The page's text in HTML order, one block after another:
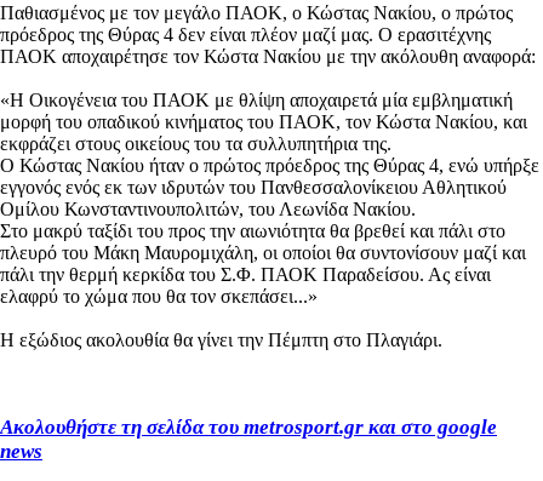
Παθιασμένος με τον μεγάλο ΠΑΟΚ, ο Κώστας Νακίου, ο πρώτος
πρόεδρος της Θύρας 4 δεν είναι πλέον μαζί μας. Ο ερασιτέχνης
ΠΑΟΚ αποχαιρέτησε τον Κώστα Νακίου με την ακόλουθη αναφορά:
«Η Οικογένεια του ΠΑΟΚ με θλίψη αποχαιρετά μία εμβληματική
μορφή του οπαδικού κινήματος του ΠΑΟΚ, τον Κώστα Νακίου, και
εκφράζει στους οικείους του τα συλλυπητήρια της.
Ο Κώστας Νακίου ήταν ο πρώτος πρόεδρος της Θύρας 4, ενώ υπήρξε
εγγονός ενός εκ των ιδρυτών του Πανθεσσαλονίκειου Αθλητικού
Ομίλου Κωνσταντινουπολιτών, του Λεωνίδα Νακίου.
Στο μακρύ ταξίδι του προς την αιωνιότητα θα βρεθεί και πάλι στο
πλευρό του Μάκη Μαυρομιχάλη, οι οποίοι θα συντονίσουν μαζί και
πάλι την θερμή κερκίδα του Σ.Φ. ΠΑΟΚ Παραδείσου. Ας είναι
ελαφρύ το χώμα που θα τον σκεπάσει...»
Η εξώδιος ακολουθία θα γίνει την Πέμπτη στο Πλαγιάρι.
Ακολουθήστε τη σελίδα του metrosport.gr και στο google
news